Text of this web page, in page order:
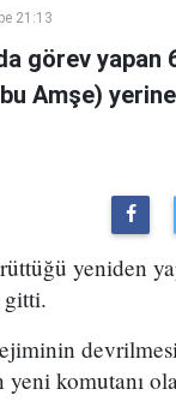
21:13
görev yapan
Amşe)
yeniden
gitti.
komutanı